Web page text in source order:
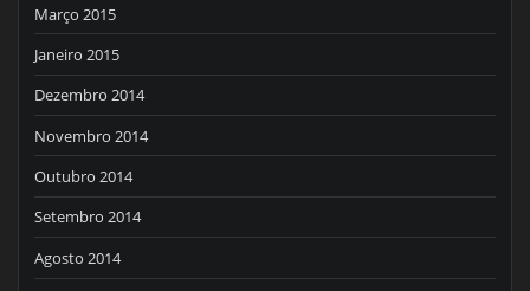
Março 2015
Janeiro 2015
Dezembro 2014
Novembro 2014
Outubro 2014
Setembro 2014
Agosto 2014